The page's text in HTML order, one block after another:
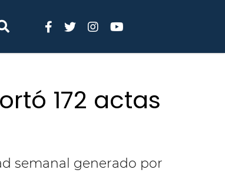
172 actas
semanal generado por